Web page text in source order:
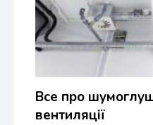
Все про
вентиляції